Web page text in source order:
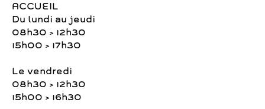
ACCUEIL
Du lundi au jeudi
08h30 > 12h30
15h00 > 17h30
Le vendredi
08h30 > 12h30
15h00 > 16h30